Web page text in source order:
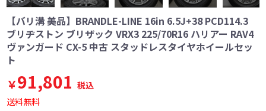
【バリ溝 美品】BRANDLE-LINE 16in 6.5J+38 PCD114.3
ブリヂストン ブリザック VRX3 225/70R16 ハリアー RAV4
ヴァンガード CX-5 中古 スタッドレスタイヤホイールセッ
ト
￥91,801 税込
送料無料